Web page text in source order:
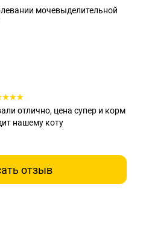
мочевыделительной
отлично, цена супер и корм
нашему коту
отзыв